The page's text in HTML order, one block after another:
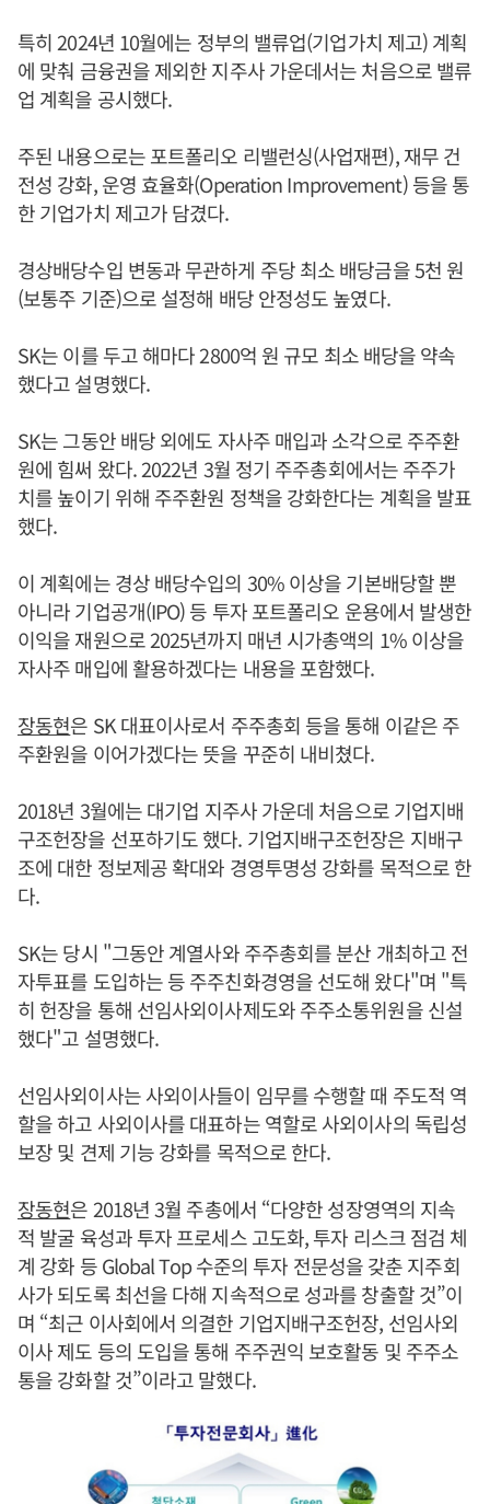
특히 2024년 10월에는 정부의 밸류업(기업가치 제고) 계획
에 맞춰 금융권을 제외한 지주사 가운데서는 처음으로 밸류
업 계획을 공시했다.
주된 내용으로는 포트폴리오 리밸런싱(사업재편), 재무 건
전성 강화, 운영 효율화(Operation Improvement) 등을 통
한 기업가치 제고가 담겼다.
경상배당수입 변동과 무관하게 주당 최소 배당금을 5천 원
(보통주 기준)으로 설정해 배당 안정성도 높였다.
SK는 이를 두고 해마다 2800억 원 규모 최소 배당을 약속
했다고 설명했다.
SK는 그동안 배당 외에도 자사주 매입과 소각으로 주주환
원에 힘써 왔다. 2022년 3월 정기 주주총회에서는 주주가
치를 높이기 위해 주주환원 정책을 강화한다는 계획을 발표
했다.
이 계획에는 경상 배당수입의 30% 이상을 기본배당할 뿐
아니라 기업공개(IPO) 등 투자 포트폴리오 운용에서 발생한
이익을 재원으로 2025년까지 매년 시가총액의 1% 이상을
자사주 매입에 활용하겠다는 내용을 포함했다.
장동현은 SK 대표이사로서 주주총회 등을 통해 이같은 주
주환원을 이어가겠다는 뜻을 꾸준히 내비쳤다.
2018년 3월에는 대기업 지주사 가운데 처음으로 기업지배
구조헌장을 선포하기도 했다. 기업지배구조헌장은 지배구
조에 대한 정보제공 확대와 경영투명성 강화를 목적으로 한
다.
SK는 당시 "그동안 계열사와 주주총회를 분산 개최하고 전
자투표를 도입하는 등 주주친화경영을 선도해 왔다"며 "특
히 헌장을 통해 선임사외이사제도와 주주소통위원을 신설
했다"고 설명했다.
선임사외이사는 사외이사들이 임무를 수행할 때 주도적 역
할을 하고 사외이사를 대표하는 역할로 사외이사의 독립성
보장 및 견제 기능 강화를 목적으로 한다.
장동현은 2018년 3월 주총에서 “다양한 성장영역의 지속
적 발굴 육성과 투자 프로세스 고도화, 투자 리스크 점검 체
계 강화 등 Global Top 수준의 투자 전문성을 갖춘 지주회
사가 되도록 최선을 다해 지속적으로 성과를 창출할 것”이
며 “최근 이사회에서 의결한 기업지배구조헌장, 선임사외
이사 제도 등의 도입을 통해 주주권익 보호활동 및 주주소
통을 강화할 것”이라고 말했다.